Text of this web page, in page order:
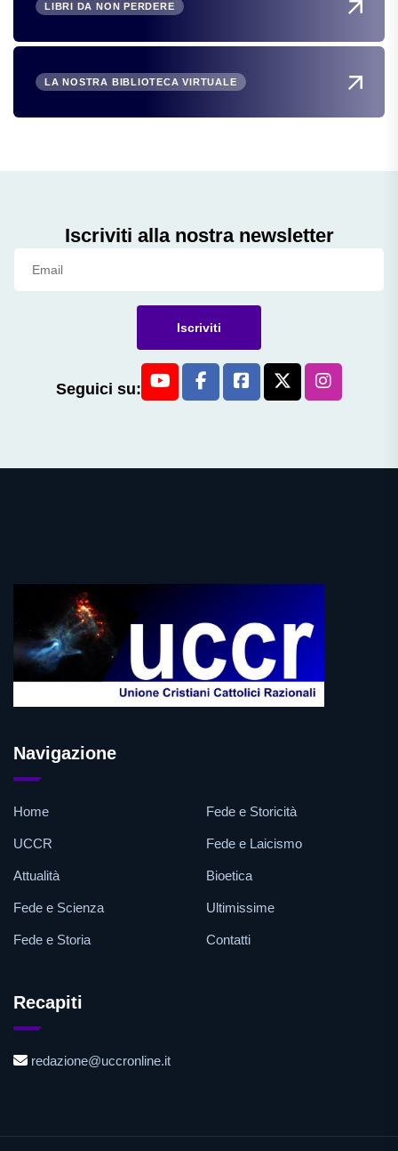
LIBRI DA NON PERDERE
LA NOSTRA BIBLIOTECA VIRTUALE
Iscriviti alla nostra newsletter
Iscriviti
Seguici su:
Navigazione
Home
UCCR
Attualità
Fede e Scienza
Fede e Storia
Fede e Storicità
Fede e Laicismo
Bioetica
Ultimissime
Contatti
Recapiti
redazione@uccronline.it